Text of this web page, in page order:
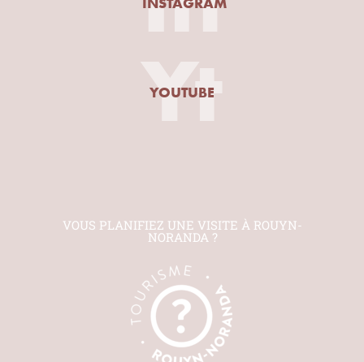
Yt
YOUTUBE
VOUS PLANIFIEZ UNE VISITE À ROUYN-
NORANDA ?